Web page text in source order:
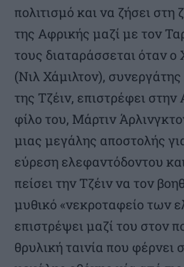
πολιτισμό και να ζήσει στη
της Αφρικής μαζί με τον
τους διαταράσσεται όταν ο
(Νιλ Χάμιλτον),
της Τζέιν, επιστρέφει
φίλο του, Μάρτιν
μιας μεγάλης αποστολής
εύρεση ελεφαντόδοντου
πείσει την Τζέιν να τον
μυθικό «νεκροταφείο των
επιστρέψει μαζί του στον
θρυλική ταινία που φέρνει